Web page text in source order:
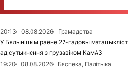
20:13 08.08.2026
Грамадства
У Бялыніцкім раёне 22-гадовы матацыкліст
ад сутыкнення з грузавіком КамАЗ
19:20
08.08.2026
Бяспека, Палітыка